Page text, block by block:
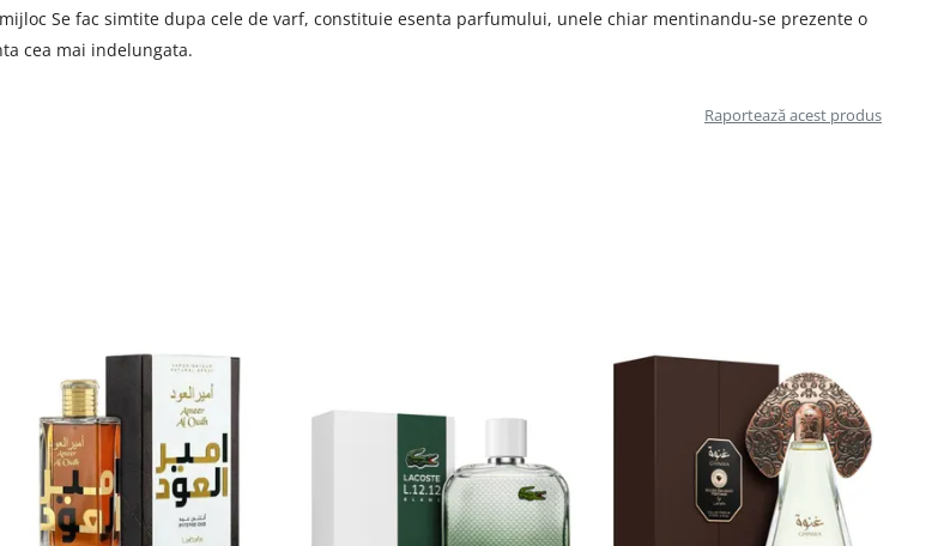
Se fac simtite dupa cele de varf, constituie esenta parfumului, unele chiar mentinandu-se prezente o
cea mai indelungata.
Raportează acest produs